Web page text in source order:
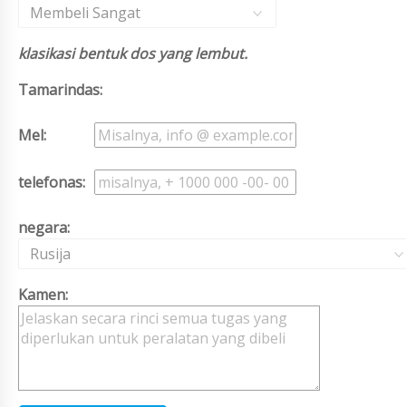
Membeli Sangat
klasikasi bentuk dos yang lembut.
Tamarindas:
Mel:
telefonas:
negara:
Rusija
Kamen: